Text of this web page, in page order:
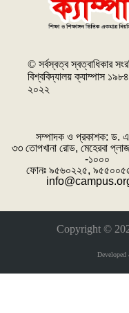
© সর্বস্বত্ব স্বত্বাধিকার
বিশ্ববিদ্যালয় ক্যাম্পাস
২০২২
সম্পাদক ও প্রকাশক: ‌ড.
৩৩ তোপখানা রোড, মেহেরবা
-১০০০
ফোনঃ ৯৫৬০২২৫,
Copyright ©